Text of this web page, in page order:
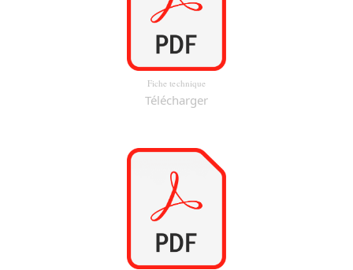
Fiche technique
Télécharger